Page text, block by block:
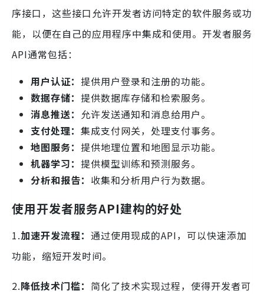
序接口，这些接口允许开发者访问特定的软件服务或功
能，以便在自己的应用程序中集成和使用。开发者服务
API通常包括：
用户认证： 提供用户登录和注册的功能。
数据存储： 提供数据库存储和检索服务。
消息推送： 允许发送通知和消息给用户。
支付处理： 集成支付网关，处理支付事务。
地图服务： 提供地理位置和地图显示功能。
机器学习： 提供模型训练和预测服务。
分析和报告： 收集和分析用户行为数据。
使用开发者服务API建构的好处
1.加速开发流程： 通过使用现成的API，可以快速添加
功能，缩短开发时间。
2.降低技术门槛： 简化了技术实现过程，使得开发者可